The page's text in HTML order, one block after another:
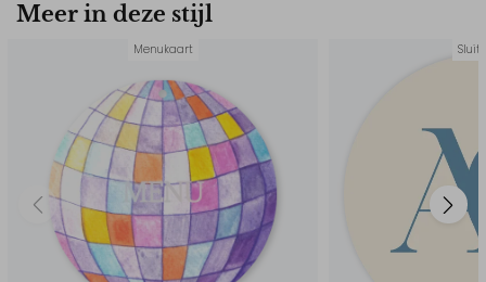
Meer in deze stijl
Menukaart